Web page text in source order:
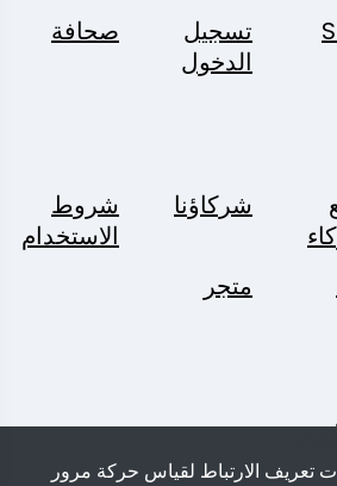
تسجيل
الدخول
صحافة
شركاؤنا
شروط
الاستخدام
متجر
تعريف الارتباط لقياس حركة مرور